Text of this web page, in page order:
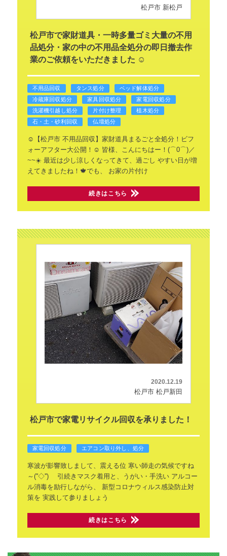
松戸市 新松戸
松戸市で家財道具・一時多量ゴミ大量の不用
品処分・家の中の不用品全処分の即日撤去作
業のご依頼をいただきました ☺️
不用品回収 タンス処分
ベッド解体処分
冷蔵庫回収処分
家具回収処分
家電回収処分
洗濯機引越し処分
片付け整理
植木処分
石・土・砂利回収
仏壇処分
☺️【松戸市 不用品回収】家財道具まるごと全処分！ビフ
ォーアフター大公開！☺️ 皆様、こんにちはー！(⌒0⌒)／
~~☀️最近は少し涼しくなってきて、過ごし やすい日が増
えてきましたね！🍁でも、
お家の片付け
続きはこちら
2020.12.19
松戸市 松戸新田
松戸市で家電リサイクル回収を承りました！
家電回収処分 エアコン取り外し、処分
寒波が影響致しまして、震える位 寒い師走の気候ですね
～(''◇'')ゞ
引続きマスク着用と、うがい・手洗いアルコー
ル消毒を励行しながら、
新型コロナウィルス感染防止対
策を 実践して参りましょう
続きはこちら